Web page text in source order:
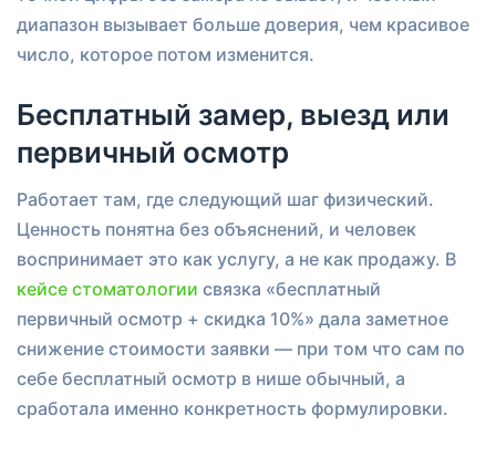
диапазон вызывает больше доверия, чем красивое
число, которое потом изменится.
Бесплатный замер, выезд или
первичный осмотр
Работает там, где следующий шаг физический.
Ценность понятна без объяснений, и человек
воспринимает это как услугу, а не как продажу. В
кейсе стоматологии связка «бесплатный
первичный осмотр + скидка 10%» дала заметное
снижение стоимости заявки — при том что сам по
себе бесплатный осмотр в нише обычный, а
сработала именно конкретность формулировки.